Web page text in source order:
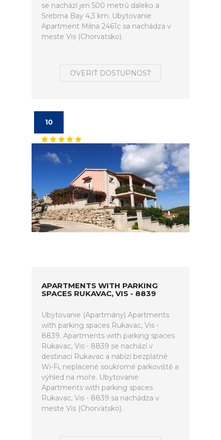
se nachází jen 500 metrů daleko a
Srebrna Bay 4,3 km. Ubytovanie
Apartment Milna 2461c sa nachádza v
meste Vis (Chorvatsko).
OVERIŤ DOSTUPNOSŤ
10
APARTMENTS WITH PARKING
SPACES RUKAVAC, VIS - 8839
Ubytovanie (Apartmány) Apartments
with parking spaces Rukavac, Vis -
8839. Apartments with parking spaces
Rukavac, Vis - 8839 se nachází v
destinaci Rukavac a nabízí bezplatné
Wi-Fi, neplacené soukromé parkoviště a
výhled na moře. Ubytovanie
Apartments with parking spaces
Rukavac, Vis - 8839 sa nachádza v
meste Vis (Chorvatsko).